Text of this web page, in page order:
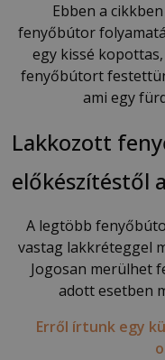
Ebben a
fenyőbútor
egy kissé
fenyőbútort
ami egy
Lakkozott
előkészítéstől
A legtöbb
vastag lakkréteggel
Jogosan merülhet
adott esetben
Erről írtunk egy